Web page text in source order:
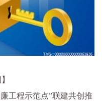
工程示范点”联建共创推